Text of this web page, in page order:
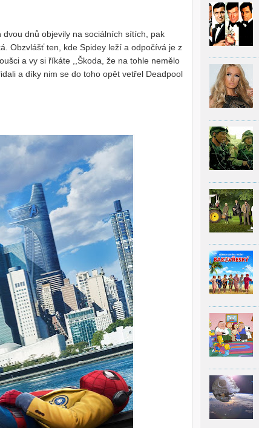
dnů objevily na sociálních sítích, pak
Obzvlášť ten, kde Spidey leží a odpočívá je z
a vy si říkáte ,,Škoda, že na tohle nemělo
a díky nim se do toho opět vetřel Deadpool